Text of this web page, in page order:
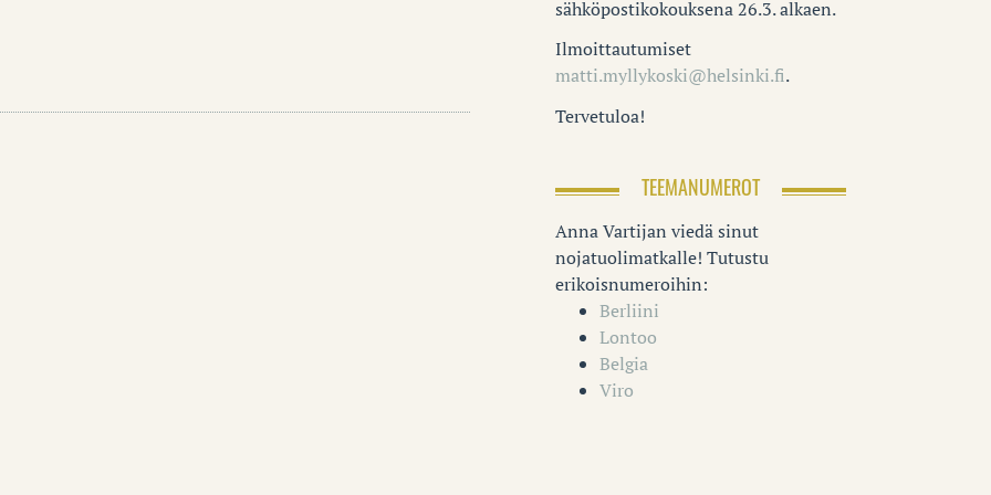
sähköpostikokouksena 26.3. alkaen.
Ilmoittautumiset
matti.myllykoski@helsinki.fi.
Tervetuloa!
TEEMANUMEROT
Anna Vartijan viedä sinut
nojatuolimatkalle! Tutustu
erikoisnumeroihin:
Berliini
Lontoo
Belgia
Viro